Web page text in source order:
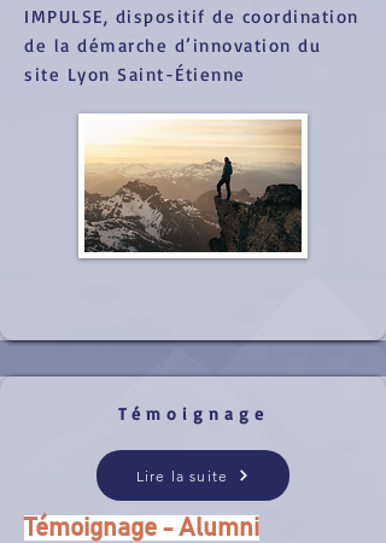
IMPULSE, dispositif de coordination
de la démarche d’innovation du
site Lyon Saint-Étienne
Témoignage
Lire la suite
Témoignage - Alumni